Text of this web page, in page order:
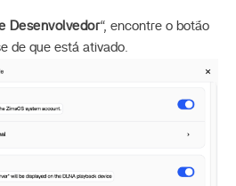
Desenvolvedor“, encontre o botão
de que está ativado.